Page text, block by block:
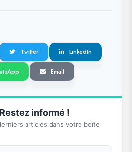
Twitter LinkedIn
Email
Restez informé !
articles dans votre boîte